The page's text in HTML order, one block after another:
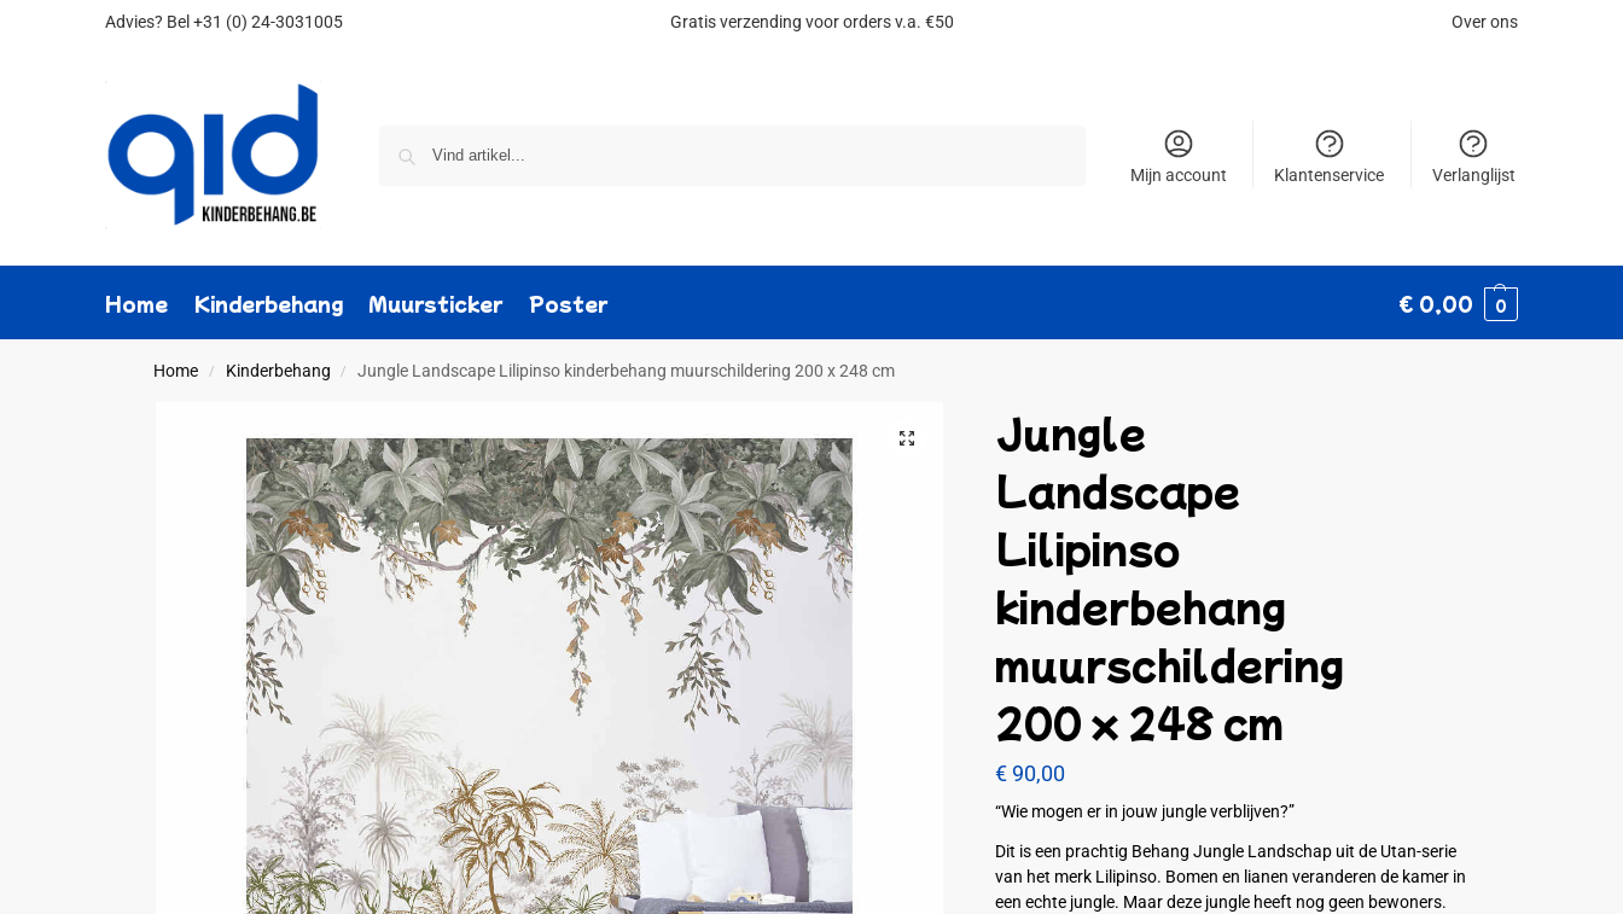
Advies? Bel +31 (0) 24-3031005 Gratis verzending voor orders v.a. €50 Over ons
Mijn account Klantenservice Verlanglijst
Home Kinderbehang Muursticker Poster € 0,00 0
Home / Kinderbehang / Jungle Landscape Lilipinso kinderbehang muurschildering 200 x 248 cm
Jungle
Landscape
Lilipinso
kinderbehang
muurschildering
200 x 248 cm
€ 90,00
“Wie mogen er in jouw jungle verblijven?”
Dit is een prachtig Behang Jungle Landschap uit de Utan-serie
van het merk Lilipinso. Bomen en lianen veranderen de kamer in
een echte jungle. Maar deze jungle heeft nog geen bewoners.